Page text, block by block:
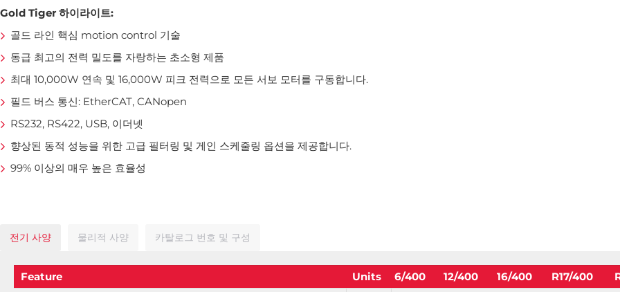
Gold Tiger 하이라이트:
골드 라인 핵심 motion control 기술
동급 최고의 전력 밀도를 자랑하는 초소형 제품
최대 10,000W 연속 및 16,000W 피크 전력으로 모든 서보 모터를 구동합니다.
필드 버스 통신: EtherCAT, CANopen
RS232, RS422, USB, 이더넷
향상된 동적 성능을 위한 고급 필터링 및 게인 스케줄링 옵션을 제공합니다.
99% 이상의 매우 높은 효율성
전기 사양 물리적 사양 카탈로그 번호 및 구성
Feature Units 6/400 12/400 16/400 R17/400